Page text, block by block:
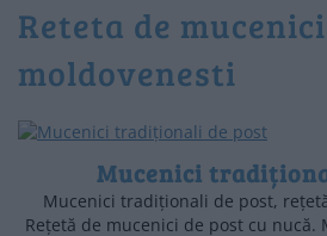
reteta de mucenici
moldovenesti
Mucenici
Mucenici tradiționali de post,
Rețetă de mucenici de post cu